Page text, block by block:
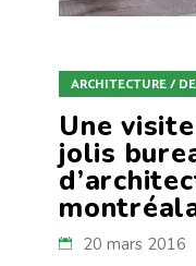
ARCHITECTURE /
Une
jolis
20 mars 2016